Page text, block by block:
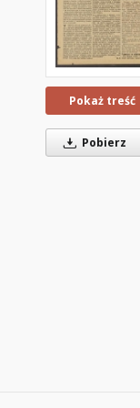
Pokaż treść
Pobierz